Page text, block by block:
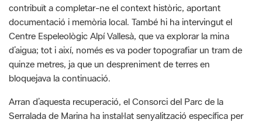
d’aigua; tot i així, només es va poder topografiar un tram de
quinze metres, ja que un despreniment de terres en
bloquejava la continuació.
Arran d’aquesta recuperació, el Consorci del Parc de la
Serralada de Marina ha instal·lat senyalització específica per
facilitar l’accés a la font i integrar-la dins la xarxa d’itineraris
patrimonials del Parc. Les entitats implicades tenen previst
demanar que aquest element històric recuperat s’inclogui al